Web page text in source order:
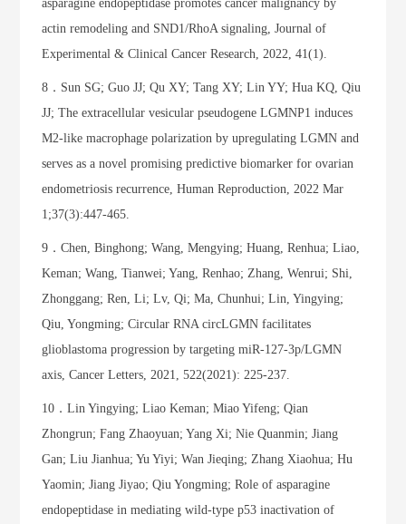
actin remodeling and SND1/RhoA signaling, Journal of
Experimental & Clinical Cancer Research, 2022, 41(1).
8．Sun SG; Guo JJ; Qu XY; Tang XY; Lin YY; Hua KQ, Qiu
JJ; The extracellular vesicular pseudogene LGMNP1 induces
M2-like macrophage polarization by upregulating LGMN and
serves as a novel promising predictive biomarker for ovarian
endometriosis recurrence, Human Reproduction, 2022 Mar
1;37(3):447-465.
9．Chen, Binghong; Wang, Mengying; Huang, Renhua; Liao,
Keman; Wang, Tianwei; Yang, Renhao; Zhang, Wenrui; Shi,
Zhonggang; Ren, Li; Lv, Qi; Ma, Chunhui; Lin, Yingying;
Qiu, Yongming; Circular RNA circLGMN facilitates
glioblastoma progression by targeting miR-127-3p/LGMN
axis, Cancer Letters, 2021, 522(2021): 225-237.
10．Lin Yingying; Liao Keman; Miao Yifeng; Qian
Zhongrun; Fang Zhaoyuan; Yang Xi; Nie Quanmin; Jiang
Gan; Liu Jianhua; Yu Yiyi; Wan Jieqing; Zhang Xiaohua; Hu
Yaomin; Jiang Jiyao; Qiu Yongming; Role of asparagine
endopeptidase in mediating wild-type p53 inactivation of